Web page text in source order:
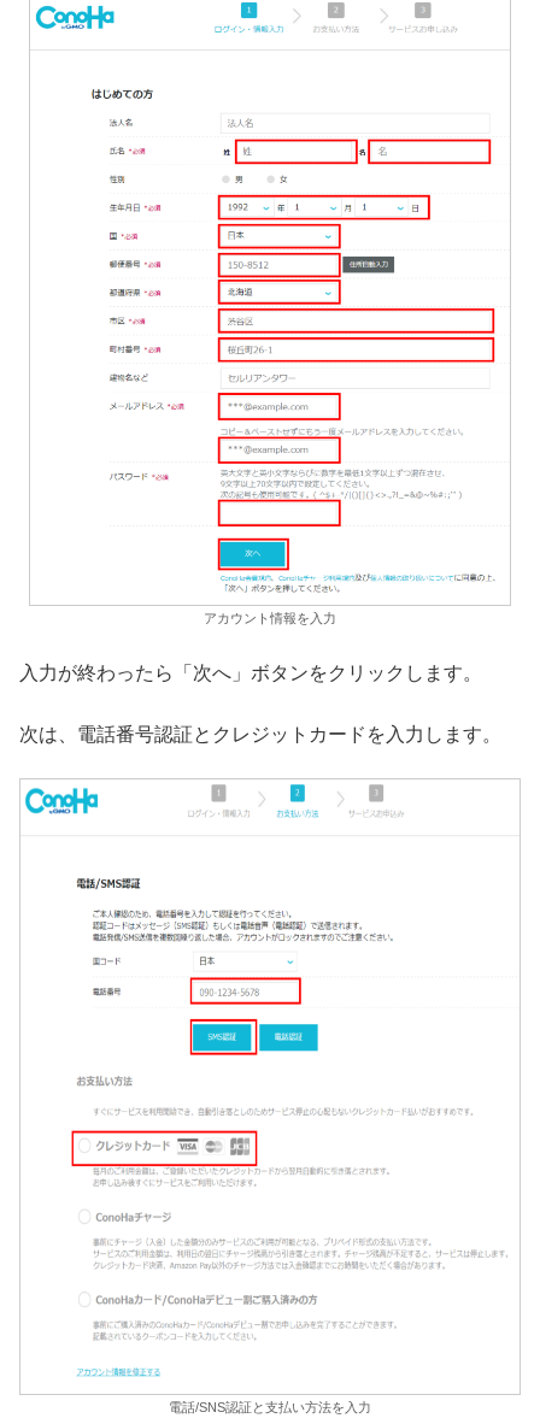
アカウント情報を入力
入力が終わったら「次へ」ボタンをクリックします。
次は、電話番号認証とクレジットカードを入力します。
電話/SNS認証と支払い方法を入力